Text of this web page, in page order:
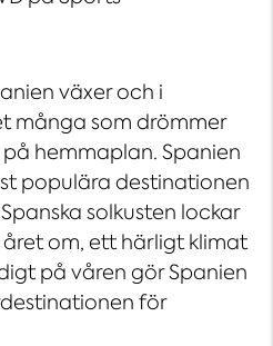
växer och i
många som drömmer
hemmaplan. Spanien
populära destinationen
solkusten lockar
om, ett härligt klimat
på våren gör Spanien
för